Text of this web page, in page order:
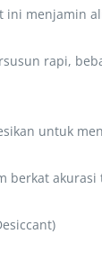
menjamin
rapi,
untuk
berkat